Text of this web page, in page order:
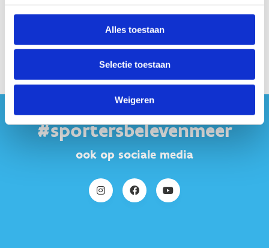
Alles toestaan
Selectie toestaan
Weigeren
#sportersbelevenmeer
ook op sociale media